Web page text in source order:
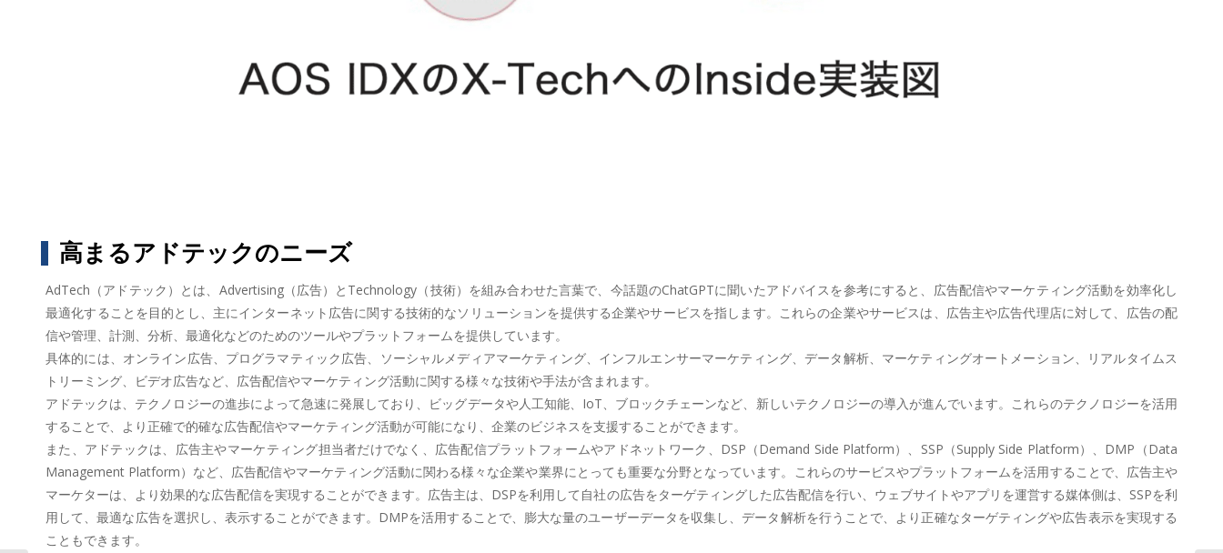
高まるアドテックのニーズ
AdTech（アドテック）とは、Advertising（広告）とTechnology（技術）を組み合わせた言葉で、今話題のChatGPTに聞いたアドバイスを参考にすると、広告配信やマーケティング活動を効率化し
最適化することを目的とし、主にインターネット広告に関する技術的なソリューションを提供する企業やサービスを指します。これらの企業やサービスは、広告主や広告代理店に対して、広告の配
信や管理、計測、分析、最適化などのためのツールやプラットフォームを提供しています。
具体的には、オンライン広告、プログラマティック広告、ソーシャルメディアマーケティング、インフルエンサーマーケティング、データ解析、マーケティングオートメーション、リアルタイムス
トリーミング、ビデオ広告など、広告配信やマーケティング活動に関する様々な技術や手法が含まれます。
アドテックは、テクノロジーの進歩によって急速に発展しており、ビッグデータや人工知能、IoT、ブロックチェーンなど、新しいテクノロジーの導入が進んでいます。これらのテクノロジーを活用
することで、より正確で的確な広告配信やマーケティング活動が可能になり、企業のビジネスを支援することができます。
また、アドテックは、広告主やマーケティング担当者だけでなく、広告配信プラットフォームやアドネットワーク、DSP（Demand Side Platform）、SSP（Supply Side Platform）、DMP（Data
Management Platform）など、広告配信やマーケティング活動に関わる様々な企業や業界にとっても重要な分野となっています。これらのサービスやプラットフォームを活用することで、広告主や
マーケターは、より効果的な広告配信を実現することができます。広告主は、DSPを利用して自社の広告をターゲティングした広告配信を行い、ウェブサイトやアプリを運営する媒体側は、SSPを利
用して、最適な広告を選択し、表示することができます。DMPを活用することで、膨大な量のユーザーデータを収集し、データ解析を行うことで、より正確なターゲティングや広告表示を実現する
こともできます。